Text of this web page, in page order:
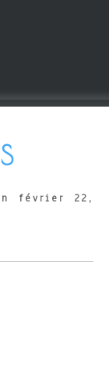
février 22,